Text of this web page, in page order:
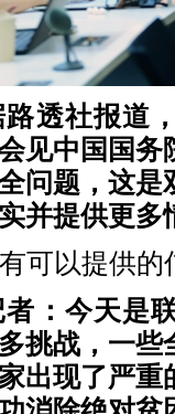
透社报道
见中国国务
问题，这
并提供更多
可以提供的
者：今天是
挑战，一些
出现了严